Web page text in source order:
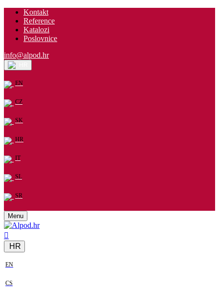
Kontakt
Reference
Katalozi
Poslovnice
info@alpod.hr
EN
CZ
SK
HR
IT
SL
SR
Menu
HR
EN
CS